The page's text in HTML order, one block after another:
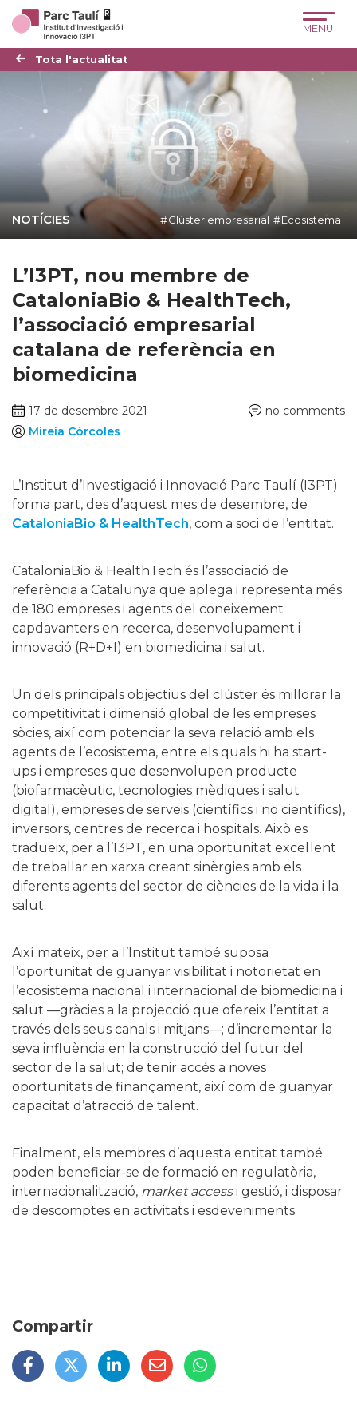
Skip
to
Content
Skip
to
navigation
Site
map
Tota l'actualitat
L’I3PT, nou membre de
CataloniaBio & HealthTech,
l’associació empresarial
catalana de referència en
biomedicina
Clúster empresarial Ecosistema
NOTÍCIES
17 de desembre 2021
Mireia Córcoles
no comments
L’Institut d’Investigació i Innovació Parc Taulí (I3PT)
forma part, des d’aquest mes de desembre, de
CataloniaBio & HealthTech, com a soci de l’entitat.
CataloniaBio & HealthTech és l’associació de
referència a Catalunya que aplega i representa més
de 180 empreses i agents del coneixement
capdavanters en recerca, desenvolupament i
innovació (R+D+I) en biomedicina i salut.
Un dels principals objectius del clúster és millorar la
competitivitat i dimensió global de les empreses
sòcies, així com potenciar la seva relació amb els
agents de l’ecosistema, entre els quals hi ha start-
ups i empreses que desenvolupen producte
(biofarmacèutic, tecnologies mèdiques i salut
digital), empreses de serveis (científics i no científics),
inversors, centres de recerca i hospitals. Això es
tradueix, per a l’I3PT, en una oportunitat excel·lent
de treballar en xarxa creant sinèrgies amb els
diferents agents del sector de ciències de la vida i la
salut.
Així mateix, per a l’Institut també suposa
l’oportunitat de guanyar visibilitat i notorietat en
l’ecosistema nacional i internacional de biomedicina i
salut —gràcies a la projecció que ofereix l’entitat a
través dels seus canals i mitjans—; d’incrementar la
seva influència en la construcció del futur del
sector de la salut; de tenir accés a noves
oportunitats de finançament, així com de guanyar
capacitat d’atracció de talent.
Finalment, els membres d’aquesta entitat també
poden beneficiar-se de formació en regulatòria,
internacionalització, market accessi gestió, i disposar
de descomptes en activitats i esdeveniments.